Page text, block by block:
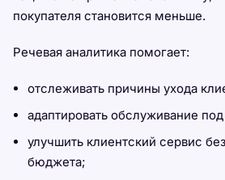
покупателя становится меньше.
Речевая аналитика помогает:
отслеживать причины ухода
адаптировать обслуживание
улучшить клиентский сервис
бюджета;